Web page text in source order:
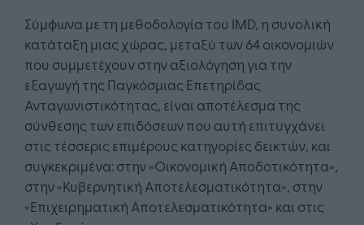
Σύμφωνα με τη μεθοδολογία του IMD, η συνολική
κατάταξη μιας χώρας, μεταξύ των 64 οικονομιών
που συμμετέχουν στην αξιολόγηση για την
εξαγωγή της Παγκόσμιας Επετηρίδας
Ανταγωνιστικότητας, είναι αποτέλεσμα της
σύνθεσης των επιδόσεων που αυτή επιτυγχάνει
στις τέσσερις επιμέρους κατηγορίες δεικτών, και
συγκεκριμένα: στην «Οικονομική Αποδοτικότητα»,
στην «Κυβερνητική Αποτελεσματικότητα», στην
«Επιχειρηματική Αποτελεσματικότητα» και στις